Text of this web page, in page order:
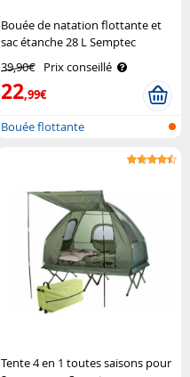
Bouée de natation flottante et
sac étanche 28 L Semptec
39,90€ Prix conseillé
22,99€
Bouée flottante
Tente 4 en 1 toutes saisons pour